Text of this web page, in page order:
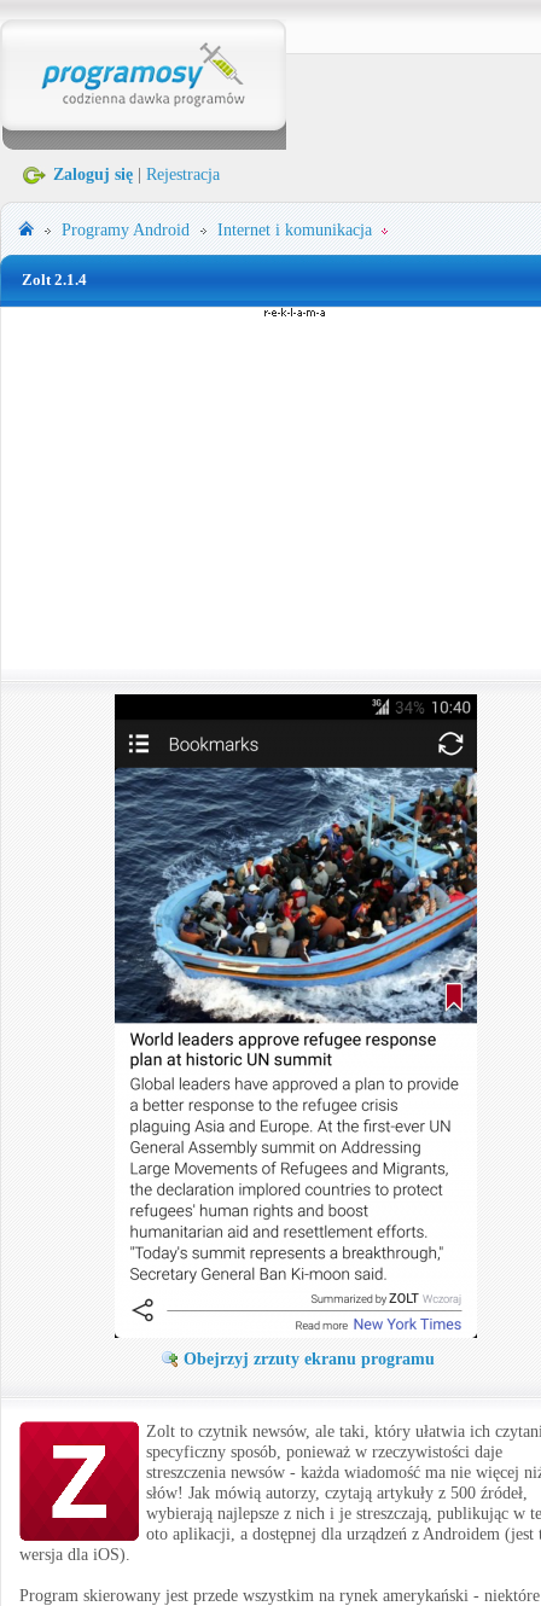
Zaloguj się Rejestracja
ProgramyAndroid Internet i komunikacja
Zolt 2.1.4
Obejrzyj zrzuty ekranu programu
Zolt to czytnik newsów, ale taki, który ułatwia ich
specyficzny sposób, ponieważ w rzeczywistości daje
streszczenia newsów - każda wiadomość ma nie więcej
słów! Jak mówią autorzy, czytają artykuły z 500 źródeł,
wybierają najlepsze z nich i je streszczają, publikując w
oto aplikacji, a dostępnej dla urządzeń z Androidem (jest
wersja dla iOS).
Program skierowany jest przede wszystkim na rynek amerykański - niektóre